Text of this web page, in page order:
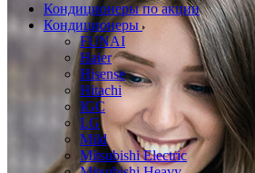
Кондиционеры по акции
Кондиционеры
FUNAI
Haier
Hisense
Hitachi
IGC
LG
Mild
Mitsubishi Electric